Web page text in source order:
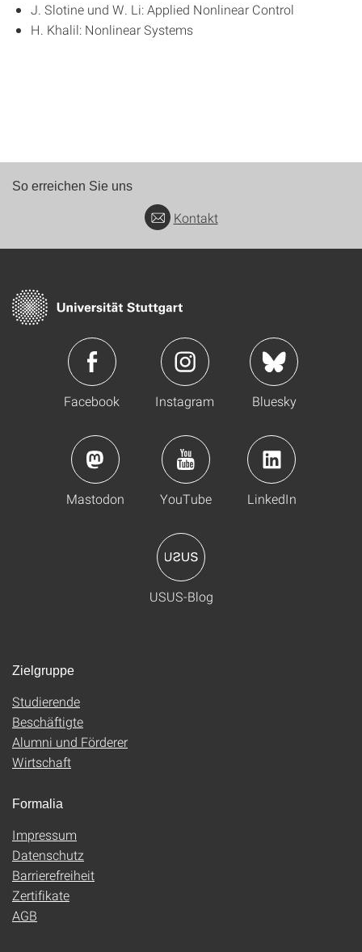
J. Slotine und W. Li: Applied Nonlinear Control
H. Khalil: Nonlinear Systems
So erreichen Sie uns
Kontakt
Facebook Instagram Bluesky
Mastodon YouTube LinkedIn
USUS-Blog
Zielgruppe
Studierende
Beschäftigte
Alumni und Förderer
Wirtschaft
Formalia
Impressum
Datenschutz
Barrierefreiheit
Zertifikate
AGB